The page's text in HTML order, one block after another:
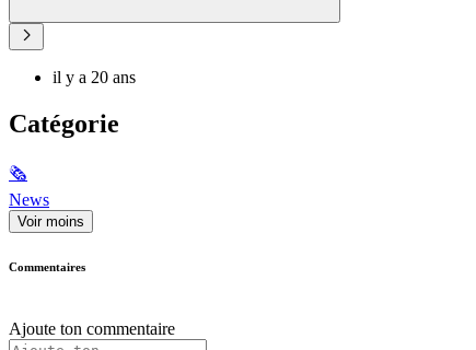
il y a 20 ans
Catégorie
🗞
News
Voir moins
Commentaires
Ajoute ton commentaire